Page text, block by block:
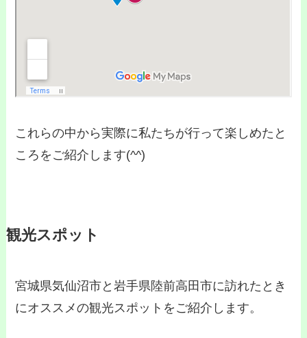
これらの中から実際に私たちが行って楽しめたと
ころをご紹介します(^^)
観光スポット
宮城県気仙沼市と岩手県陸前高田市に訪れたとき
にオススメの観光スポットをご紹介します。